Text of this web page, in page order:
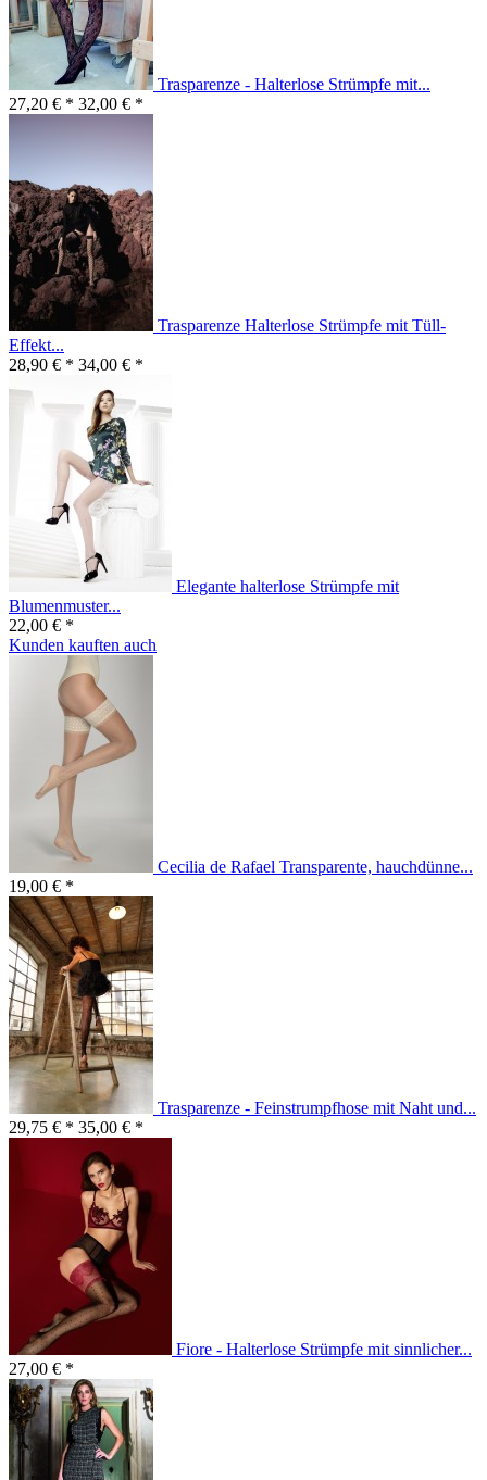
Trasparenze - Halterlose Strümpfe mit...
27,20 € * 32,00 € *
Trasparenze Halterlose Strümpfe mit Tüll-
Effekt...
28,90 € * 34,00 € *
Elegante halterlose Strümpfe mit
Blumenmuster...
22,00 € *
Kunden kauften auch
Cecilia de Rafael Transparente, hauchdünne...
19,00 € *
Trasparenze - Feinstrumpfhose mit Naht und...
29,75 € * 35,00 € *
Fiore - Halterlose Strümpfe mit sinnlicher...
27,00 € *